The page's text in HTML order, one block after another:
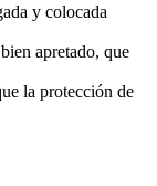
y colocada
apretado, que
la protección de